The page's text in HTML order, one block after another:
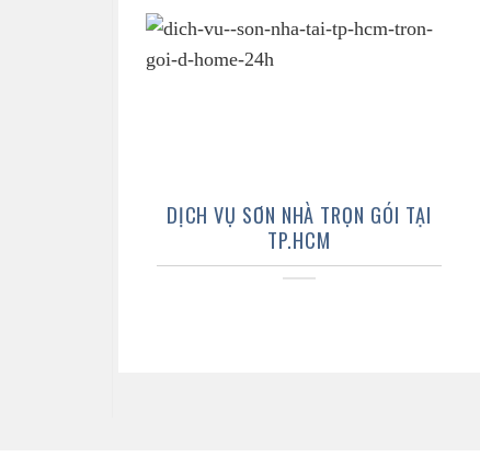
DỊCH VỤ SƠN NHÀ TRỌN GÓI TẠI
TP.HCM